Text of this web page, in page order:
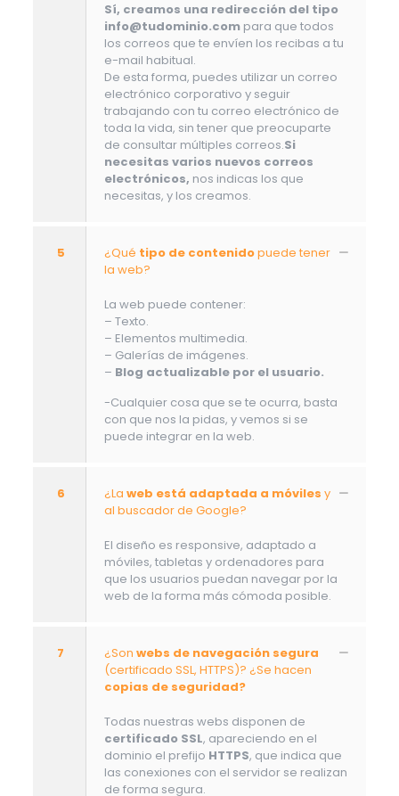
Sí, creamos una redirección del tipo
info@tudominio.compara que todos
los correos que te envíen los recibas a tu
e-mail habitual.
De esta forma, puedes utilizar un correo
electrónico corporativo y seguir
trabajando con tu correo electrónico de
toda la vida, sin tener que preocuparte
de consultar múltiples correos.Si
necesitas varios nuevos correos
electrónicos, nos indicas los que
necesitas, y los creamos.
5 ¿Qué tipo de contenidopuede tener
la web?
La web puede contener:
– Texto.
– Elementos multimedia.
– Galerías de imágenes.
– Blog actualizable por el usuario.
-Cualquier cosa que se te ocurra, basta
con que nos la pidas, y vemos si se
puede integrar en la web.
6 ¿La web está adaptada a móviles y
al buscador de Google?
El diseño es responsive, adaptado a
móviles, tabletas y ordenadores para
que los usuarios puedan navegar por la
web de la forma más cómoda posible.
7 ¿Son webs de navegación segura
(certificado SSL, HTTPS)? ¿Se hacen
copias de seguridad?
Todas nuestras webs disponen de
certificado SSL, apareciendo en el
dominio el prefijo HTTPS, que indica que
las conexiones con el servidor se realizan
de forma segura.